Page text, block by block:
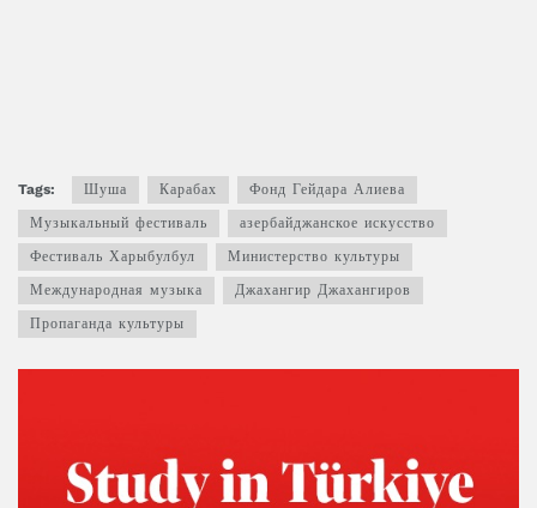
Tags: Шуша Карабах
Фонд Гейдара Алиева
Музыкальный фестиваль
азербайджанское искусство
Фестиваль Харыбулбул
Министерство культуры
Международная музыка
Джахангир Джахангиров
Пропаганда культуры